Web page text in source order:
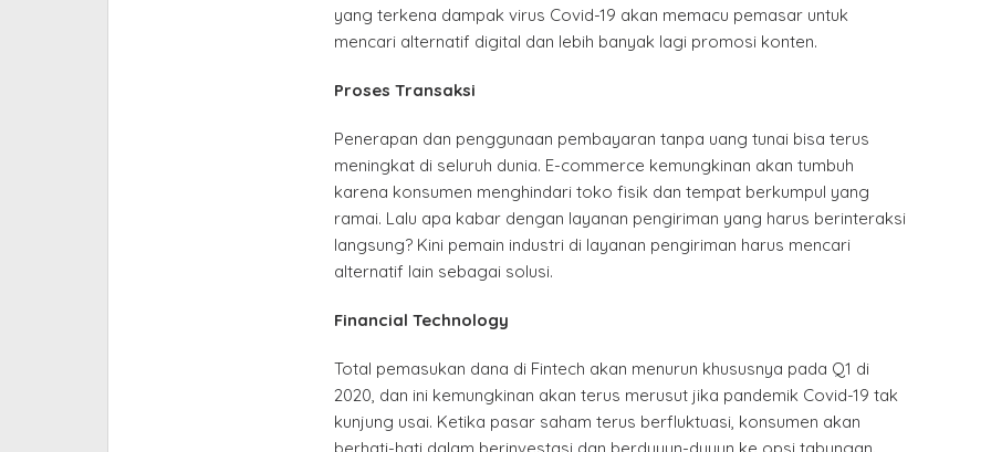
yang terkena dampak virus Covid-19 akan memacu pemasar untuk
mencari alternatif digital dan lebih banyak lagi promosi konten.
Proses Transaksi
Penerapan dan penggunaan pembayaran tanpa uang tunai bisa terus
meningkat di seluruh dunia. E-commerce kemungkinan akan tumbuh
karena konsumen menghindari toko fisik dan tempat berkumpul yang
ramai. Lalu apa kabar dengan layanan pengiriman yang harus berinteraksi
langsung? Kini pemain industri di layanan pengiriman harus mencari
alternatif lain sebagai solusi.
Financial Technology
Total pemasukan dana di Fintech akan menurun khususnya pada Q1 di
2020, dan ini kemungkinan akan terus merusut jika pandemik Covid-19 tak
kunjung usai. Ketika pasar saham terus berfluktuasi, konsumen akan
berhati-hati dalam berinvestasi dan berduyun-duyun ke opsi tabungan.